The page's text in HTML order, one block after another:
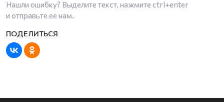
Нашли ошибку? Выделите текст, нажмите ctrl+enter
и отправьте ее нам.